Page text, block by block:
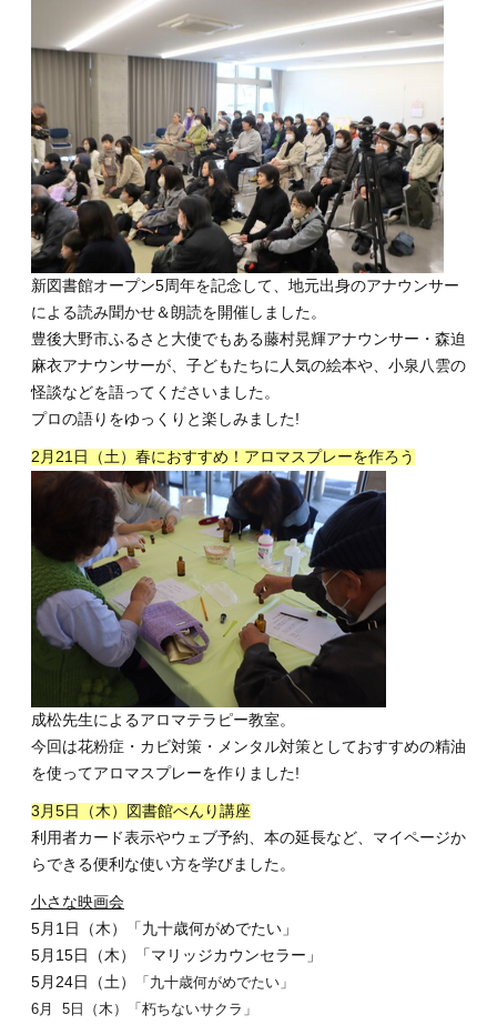
新図書館オープン5周年を記念して、地元出身のアナウンサー
による読み聞かせ＆朗読を開催しました。
豊後大野市ふるさと大使でもある藤村晃輝アナウンサー・森迫
麻衣アナウンサーが、子どもたちに人気の絵本や、小泉八雲の
怪談などを語ってくださいました。
プロの語りをゆっくりと楽しみました!
2月21日（土）春におすすめ！アロマスプレーを作ろう
成松先生によるアロマテラピー教室。
今回は花粉症・カビ対策・メンタル対策としておすすめの精油
を使ってアロマスプレーを作りました!
3月5日（木）図書館べんり講座
利用者カード表示やウェブ予約、本の延長など、マイページか
らできる便利な使い方を学びました。
小さな映画会
5月1日（木）「九十歳何がめでたい」
5月15日（木）「マリッジカウンセラー」
5月24日（土）
「九十歳何がめでたい」
6月 5日（木）「朽ちないサクラ」